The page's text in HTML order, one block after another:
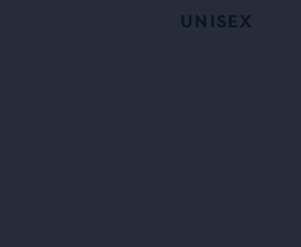
UNISEX